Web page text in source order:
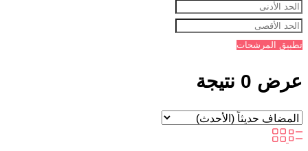
تطبيق المرشحات
عرض 0 نتيجة